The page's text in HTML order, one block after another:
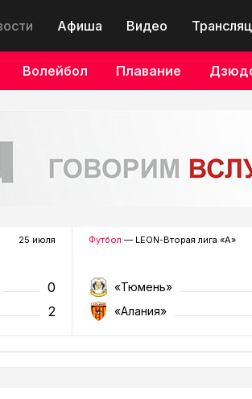
Афиша Видео
Волейбол Плавание
25 июля
0
2
Футбол — LEON-Вторая лига «А»
«Тюмень»
«Алания»